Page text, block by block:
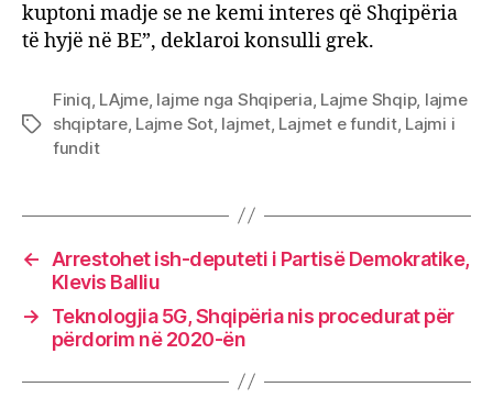
kuptoni madje se ne kemi interes që Shqipëria
të hyjë në BE”, deklaroi konsulli grek.
Tags
Finiq, LAjme, lajme nga Shqiperia, Lajme Shqip, lajme
shqiptare, Lajme Sot, lajmet, Lajmet e fundit, Lajmi i
fundit
←
Arrestohet ish-deputeti i Partisë Demokratike,
Klevis Balliu
→
Teknologjia 5G, Shqipëria nis procedurat për
përdorim në 2020-ën